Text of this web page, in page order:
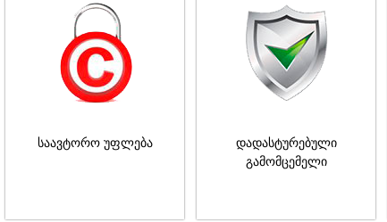
საავტორო უფლება
დადასტურებული
გამომცემელი